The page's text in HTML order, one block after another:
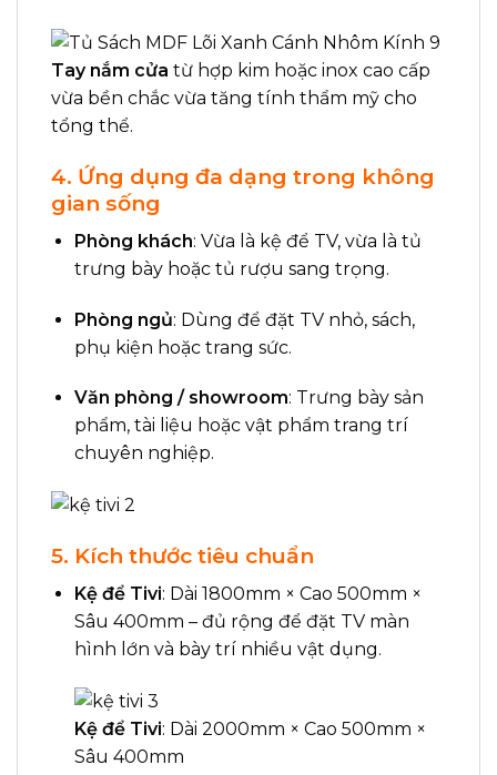
Tay nắm cửa từ hợp kim hoặc inox cao cấp
vừa bền chắc vừa tăng tính thẩm mỹ cho
tổng thể.
4. Ứng dụng đa dạng trong không
gian sống
Phòng khách: Vừa là kệ để TV, vừa là tủ
trưng bày hoặc tủ rượu sang trọng.
Phòng ngủ: Dùng để đặt TV nhỏ, sách,
phụ kiện hoặc trang sức.
Văn phòng / showroom: Trưng bày sản
phẩm, tài liệu hoặc vật phẩm trang trí
chuyên nghiệp.
5. Kích thước tiêu chuẩn
Kệ để Tivi: Dài 1800mm × Cao 500mm ×
Sâu 400mm – đủ rộng để đặt TV màn
hình lớn và bày trí nhiều vật dụng.
Kệ để Tivi: Dài 2000mm × Cao 500mm ×
Sâu 400mm